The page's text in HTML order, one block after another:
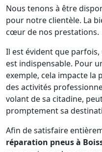
Nous tenons à être
pour notre clientèle. La
cœur de nos prestations.
Il est évident que parfois,
est indispensable. Pour
exemple, cela impacte
des activités
volant de sa citadine,
promptement sa
Afin de satisfaire
réparation pneus à